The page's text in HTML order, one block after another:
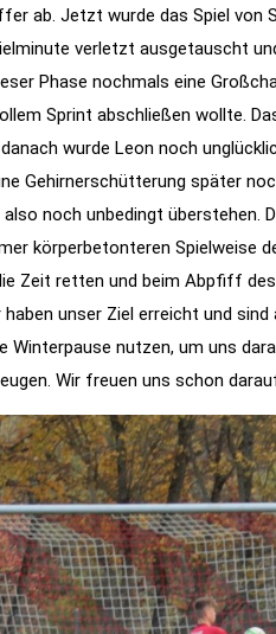
ab. Jetzt wurde das Spiel von
verletzt ausgetauscht
Phase nochmals eine
Sprint abschließen wollte.
wurde Leon noch
Gehirnerschütterung später
noch unbedingt überstehen.
körperbetonteren Spielweise
Zeit retten und beim Abpfiff
unser Ziel erreicht und
nutzen, um uns
Wir freuen uns schon